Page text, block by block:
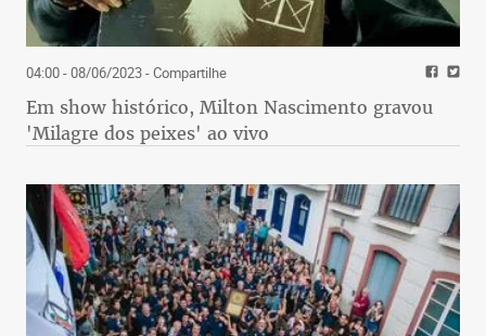
04:00 - 08/06/2023- Compartilhe
Em show histórico, Milton Nascimento gravou
'Milagre dos peixes' ao vivo